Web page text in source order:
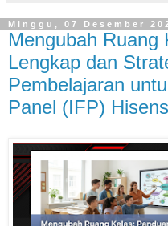
Minggu, 07 Desember
Mengubah Ruang
Lengkap dan
Pembelajaran
Panel (IFP)